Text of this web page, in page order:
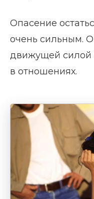
Опасение
очень сильным.
движущей силой
в отношениях.